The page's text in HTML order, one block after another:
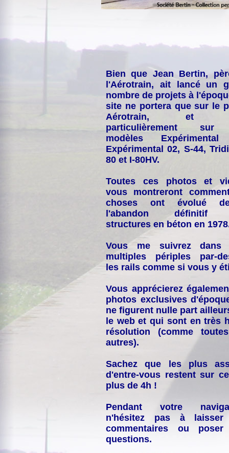
Bien que Jean Bertin,
l'Aérotrain, ait lancé un
nombre de projets à
site ne portera que sur le
Aérotrain, et
particulièrement
modèles
Expérimental 02, S-44,
80 et I-80HV.
Toutes ces photos et
vous montreront
choses ont évolué
l'abandon définitif
structures en béton en
Vous me suivrez dans
multiples périples par-
les rails comme si vous y
Vous apprécierez
photos exclusives
ne figurent nulle part
le web et qui sont en très
résolution (comme
autres).
Sachez que les plus
d'entre-vous restent sur
plus de 4h !
Pendant votre
n'hésitez pas à laisser
commentaires ou
questions.